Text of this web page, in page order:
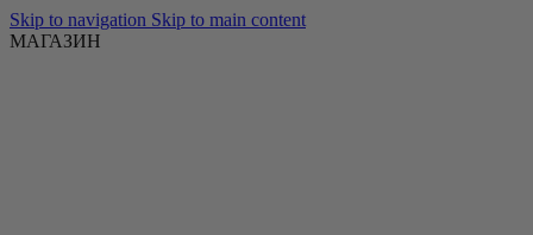
Skip to navigation Skip to main content
МАГАЗИН